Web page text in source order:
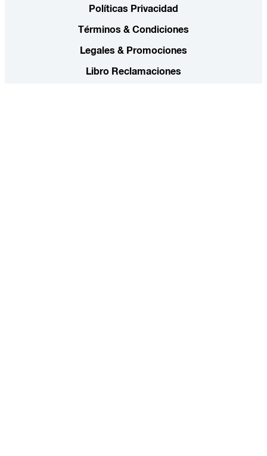
Políticas Privacidad
Términos & Condiciones
Legales & Promociones
Libro Reclamaciones